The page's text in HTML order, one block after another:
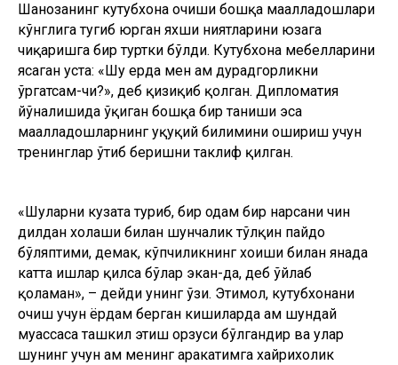
Шаҳнозанинг кутубхона очиши бошқа маҳалладошлари
кўнглига тугиб юрган яхши ниятларини юзага
чиқаришга бир туртки бўлди. Кутубхона мебелларини
ясаган уста: «Шу ерда мен ҳам дурадгорликни
ўргатсам-чи?», деб қизиқиб қолган. Дипломатия
йўналишида ўқиган бошқа бир таниши эса
маҳалладошларнинг ҳуқуқий билимини ошириш учун
тренинглар ўтиб беришни таклиф қилган.
«Шуларни кузата туриб, бир одам бир нарсани чин
дилдан хоҳлаши билан шунчалик тўлқин пайдо
бўляптими, демак, кўпчиликнинг хоҳиши билан янада
катта ишлар қилса бўлар экан-да, деб ўйлаб
қоламан», – дейди унинг ўзи. Эҳтимол, кутубхонани
очиш учун ёрдам берган кишиларда ҳам шундай
муассаса ташкил этиш орзуси бўлгандир ва улар
шунинг учун ҳам менинг ҳаракатимга хайрихоҳлик